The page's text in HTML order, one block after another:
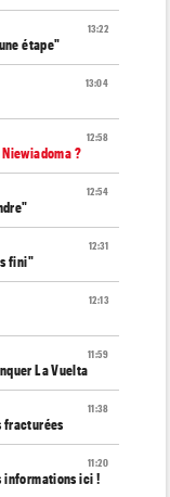
13:22
étape"
13:04
12:58
?
12:54
12:31
fini"
12:13
11:59
La Vuelta
11:38
fracturées
11:20
informations ici !